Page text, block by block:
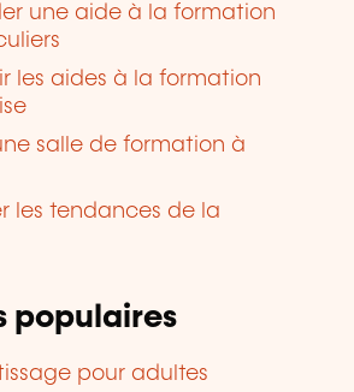
une aide à la formation
les aides à la formation
salle de formation à
les tendances de la
populaires
pour adultes